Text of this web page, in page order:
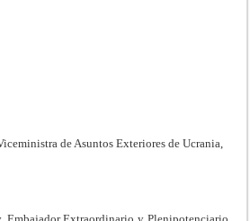
de Asuntos Exteriores de Ucrania,